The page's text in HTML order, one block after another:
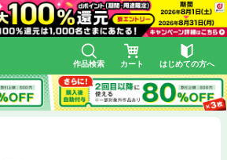
作品検索 カート はじめての方へ